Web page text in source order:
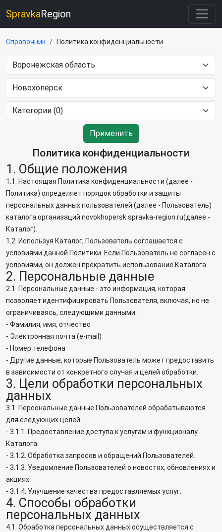
SpravkaRegion
Справочник Политика конфиденциальности
Применить
Политика конфиденциальности
1. Общие положения
1.1. Настоящая Политика конфиденциальности (далее -
Политика) определяет порядок обработки и защиты
персональных данных пользователей (далее - Пользователь)
каталога организаций novokhopersk.spravka-region.ru(далее -
Каталог).
1.2. Используя Каталог, Пользователь соглашается с
условиями данной Политики. Если Пользователь не согласен с
условиями, он должен прекратить использование Каталога.
2. Персональные данные
2.1. Персональные данные - это информация, которая
позволяет идентифицировать Пользователя, включая, но не
ограничиваясь, следующими данными:
- Фамилия, имя, отчество
- Электронная почта (e-mail)
- Номер телефона
- Другие данные, которые Пользователь может предоставить
в зависимости от конкретного случая и целей обработки.
3. Цели обработки персональных
данных
3.1. Персональные данные Пользователей обрабатываются
для следующих целей:
- 3.1.1. Предоставление доступа к услугам и функционалу
Каталога.
- 3.1.2. Обработка запросов и обращений Пользователей.
- 3.1.3. Уведомление Пользователей о новостях, обновлениях и
акциях.
- 3.1.4. Улучшение качества предоставляемых услуг.
4. Способы обработки
персональных данных
4.1. Обработка персональных данных осуществляется с